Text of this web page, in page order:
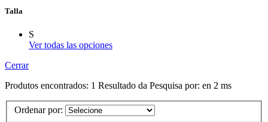
Talla
S
Ver todas las opciones
Cerrar
Produtos encontrados: 1 Resultado da Pesquisa por: en 2 ms
Ordenar por: